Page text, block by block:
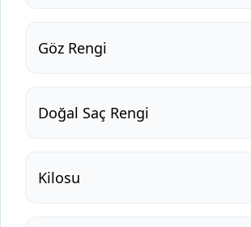
Göz Rengi
Doğal Saç Rengi
Kilosu